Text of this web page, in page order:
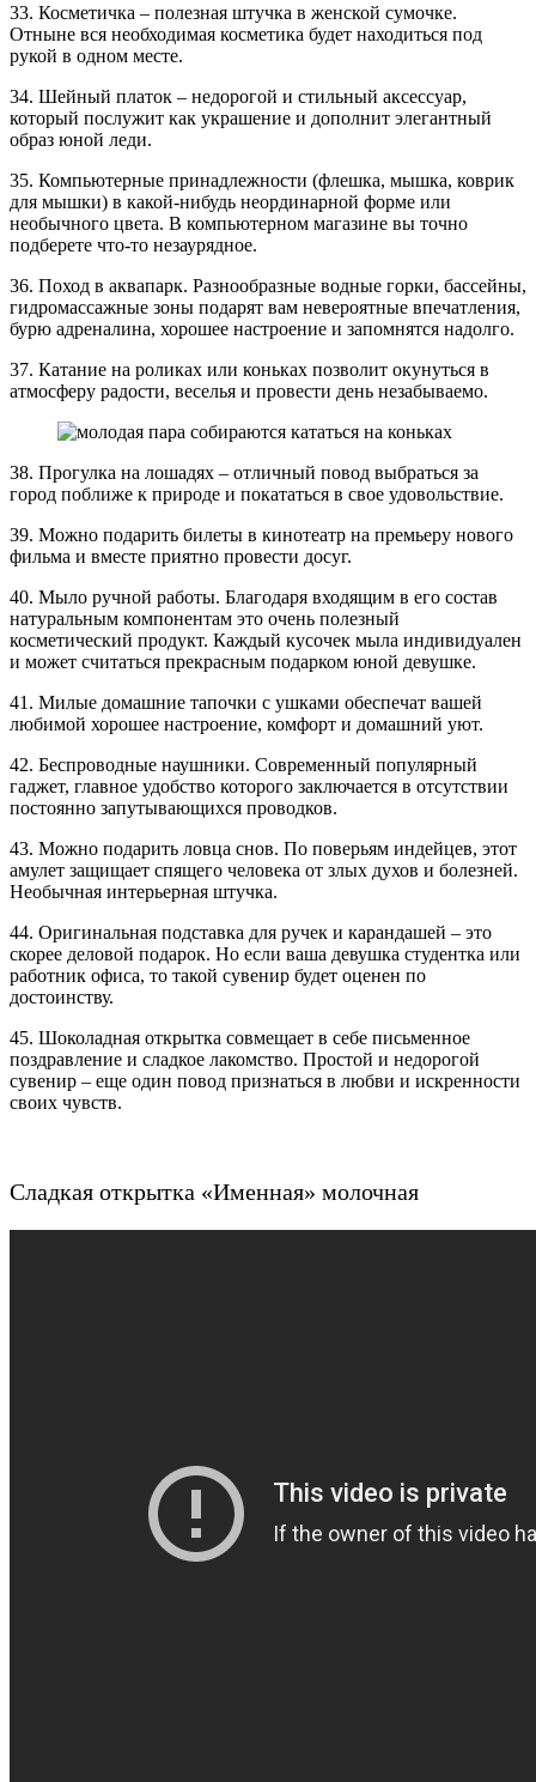
33. Косметичка – полезная штучка в женской сумочке.
Отныне вся необходимая косметика будет находиться под
рукой в одном месте.
34. Шейный платок – недорогой и стильный аксессуар,
который послужит как украшение и дополнит элегантный
образ юной леди.
35. Компьютерные принадлежности (флешка, мышка, коврик
для мышки) в какой-нибудь неординарной форме или
необычного цвета. В компьютерном магазине вы точно
подберете что-то незаурядное.
36. Поход в аквапарк. Разнообразные водные горки, бассейны,
гидромассажные зоны подарят вам невероятные впечатления,
бурю адреналина, хорошее настроение и запомнятся надолго.
37. Катание на роликах или коньках позволит окунуться в
атмосферу радости, веселья и провести день незабываемо.
38. Прогулка на лошадях – отличный повод выбраться за
город поближе к природе и покататься в свое удовольствие.
39. Можно подарить билеты в кинотеатр на премьеру нового
фильма и вместе приятно провести досуг.
40. Мыло ручной работы. Благодаря входящим в его состав
натуральным компонентам это очень полезный
косметический продукт. Каждый кусочек мыла индивидуален
и может считаться прекрасным подарком юной девушке.
41. Милые домашние тапочки с ушками обеспечат вашей
любимой хорошее настроение, комфорт и домашний уют.
42. Беспроводные наушники. Современный популярный
гаджет, главное удобство которого заключается в отсутствии
постоянно запутывающихся проводков.
43. Можно подарить ловца снов. По поверьям индейцев, этот
амулет защищает спящего человека от злых духов и болезней.
Необычная интерьерная штучка.
44. Оригинальная подставка для ручек и карандашей – это
скорее деловой подарок. Но если ваша девушка студентка или
работник офиса, то такой сувенир будет оценен по
достоинству.
45. Шоколадная открытка совмещает в себе письменное
поздравление и сладкое лакомство. Простой и недорогой
сувенир – еще один повод признаться в любви и искренности
своих чувств.
Сладкая открытка «Именная» молочная